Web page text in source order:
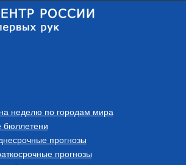
неделю по городам мира
бюллетени
прогнозы
прогнозы